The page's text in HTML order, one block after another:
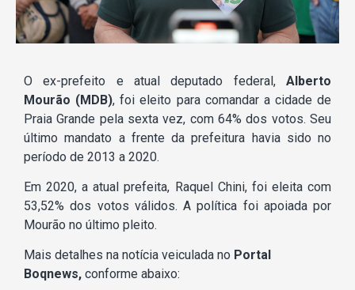
O ex-prefeito e atual deputado federal, Alberto
Mourão (MDB), foi eleito para comandar a cidade de
Praia Grande pela sexta vez, com 64% dos votos. Seu
último mandato a frente da prefeitura havia sido no
período de 2013 a 2020.
Em 2020, a atual prefeita, Raquel Chini, foi eleita com
53,52% dos votos válidos. A política foi apoiada por
Mourão no último pleito.
Mais detalhes na notícia veiculada no Portal
Boqnews, conforme abaixo: